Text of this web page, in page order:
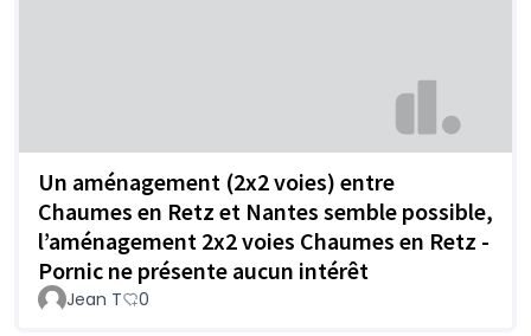
Un aménagement (2x2 voies) entre
Chaumes en Retz et Nantes semble possible,
l’aménagement 2x2 voies Chaumes en Retz -
Pornic ne présente aucun intérêt
Jean T 0